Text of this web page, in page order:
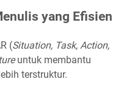
yang Efisien
(Situation, Task, Action,
untuk membantu
terstruktur.